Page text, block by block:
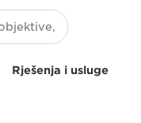
Rješenja i usluge